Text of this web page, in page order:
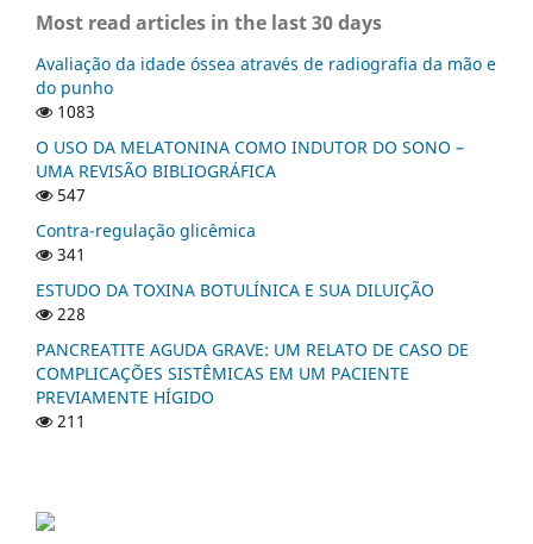
Most read articles in the last 30 days
Avaliação da idade óssea através de radiografia da mão e
do punho
1083
O USO DA MELATONINA COMO INDUTOR DO SONO –
UMA REVISÃO BIBLIOGRÁFICA
547
Contra-regulação glicêmica
341
ESTUDO DA TOXINA BOTULÍNICA E SUA DILUIÇÃO
228
PANCREATITE AGUDA GRAVE: UM RELATO DE CASO DE
COMPLICAÇÕES SISTÊMICAS EM UM PACIENTE
PREVIAMENTE HÍGIDO
211